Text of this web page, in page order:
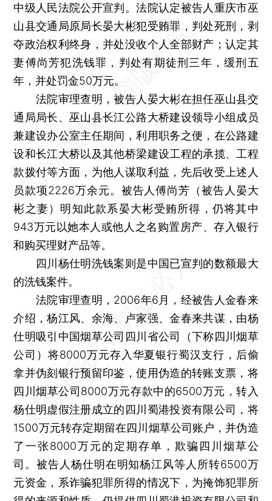
中级人民法院公开宣判。法院认定被告人重庆市巫
山县交通局原局长晏大彬犯受贿罪，判处死刑，剥
夺政治权利终身，并处没收个人全部财产；认定其
妻傅尚芳犯洗钱罪，判处有期徒刑三年，缓刑五
年，并处罚金50万元。
法院审理查明，被告人晏大彬在担任巫山县交
通局局长、巫山县长江公路大桥建设领导小组成员
兼建设办公室主任期间，利用职务之便，在公路建
设和长江大桥以及其他桥梁建设工程的承揽、工程
款拨付等方面，为他人谋取利益，先后收受上述人
员款项2226万余元。被告人傅尚芳（被告人晏大
彬之妻）明知此款系晏大彬受贿所得，仍将其中
943万元以她本人或他人之名购置房产、存入银行
和购买理财产品等。
四川杨仕明洗钱案则是中国已宣判的数额最大
的洗钱案件。
法院审理查明，2006年6月，经被告人金春来
介绍，杨江风、余海、卢家强、金春来共谋，由杨
仕明吸引中国烟草公司四川省公司（下称四川烟草
公司）将8000万元存入华夏银行蜀汉支行，后偷
拿并伪刻银行预留印鉴，使用伪造的转账支票，将
四川烟草公司8000万元存款中的6500万元，转入
杨仕明虚假注册成立的四川蜀港投资有限公司，将
1500万元转存定期留在四川烟草公司账户，并伪造
了一张8000万元的定期存单，欺骗四川烟草公
司。被告人杨仕明在明知杨江风等人所转6500万
元资金，系诈骗犯罪所得的情况下，为掩饰犯罪所